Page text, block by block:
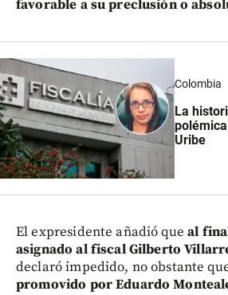
favorable a su preclusión o
Colombia
La
Uribe
El expresidente añadió que al
asignado al fiscal Gilberto
declaró impedido, no obstante
promovido por Eduardo